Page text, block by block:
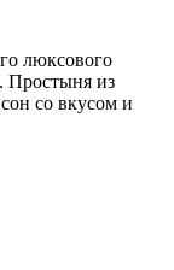
люксового
Простыня из
со вкусом и